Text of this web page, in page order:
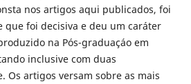
nos artigos aqui publicados, foi
que foi decisiva e deu um caráter
na Pós-graduaçáo em
inclusive com duas
Os artigos versam sobre as mais